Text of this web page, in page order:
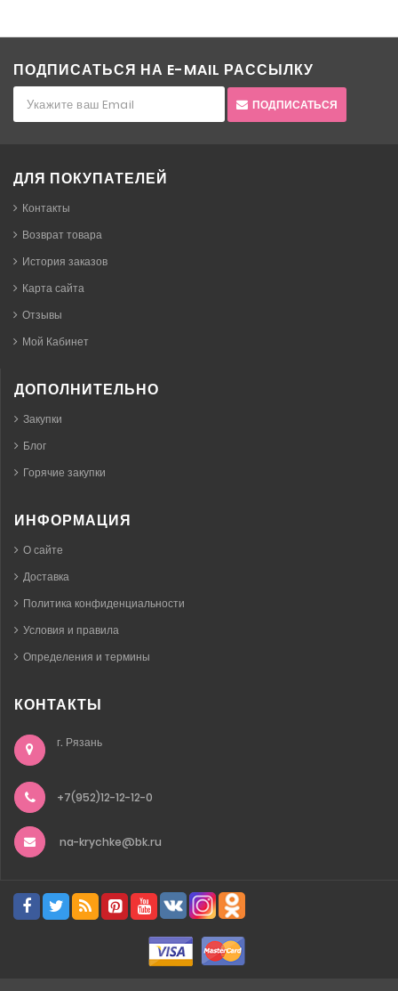
ПОДПИСАТЬСЯ НА E-MAIL РАССЫЛКУ
ПОДПИСАТЬСЯ
ДЛЯ ПОКУПАТЕЛЕЙ
Контакты
Возврат товара
История заказов
Карта сайта
Отзывы
Мой Кабинет
ДОПОЛНИТЕЛЬНО
Закупки
Блог
Горячие закупки
ИНФОРМАЦИЯ
О сайте
Доставка
Политика конфиденциальности
Условия и правила
Определения и термины
КОНТАКТЫ
г. Рязань
+7(952)12-12-12-0
na-krychke@bk.ru